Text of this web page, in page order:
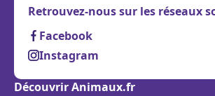
Retrouvez-nous sur les réseaux
Facebook
Instagram
Découvrir Animaux.fr